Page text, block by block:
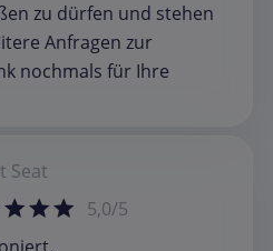
zu dürfen und stehen
Anfragen zur
nochmals für Ihre
Seat
5,0/5